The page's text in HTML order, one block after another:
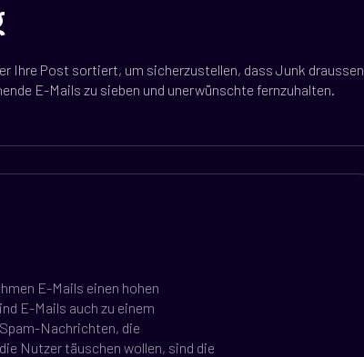
Ihre Post sortiert, um sicherzustellen, dass Junk draussen
E-Mails zu sieben und unerwünschte fernzuhalten.
E-Mails einen hohen
E-Mails auch zu einem
Nachrichten, die
Nutzer täuschen wollen, sind die